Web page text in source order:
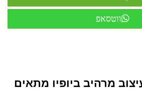
ווטסאפ
מרהיב ביופיו מתאים